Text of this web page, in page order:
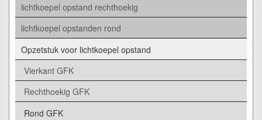
lichtkoepel opstand rechthoekig
lichtkoepel opstanden rond
Opzetstuk voor lichtkoepel opstand
Vierkant GFK
Rechthoekig GFK
Rond GFK